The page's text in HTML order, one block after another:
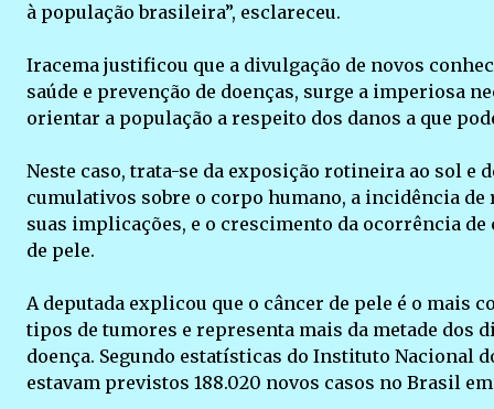
à população brasileira”, esclareceu.
Iracema justificou que a divulgação de novos
saúde e prevenção de doenças, surge a imperiosa
orientar a população a respeito dos danos a que
Neste caso, trata-se da exposição rotineira ao sol e
cumulativos sobre o corpo humano, a incidência
suas implicações, e o crescimento da ocorrência de
de pele.
A deputada explicou que o câncer de pele é o mais
tipos de tumores e representa mais da metade dos
doença. Segundo estatísticas do Instituto Nacional
estavam previstos 188.020 novos casos no Brasil em